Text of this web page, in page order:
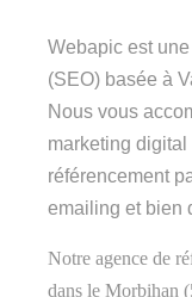
Webapic est
(SEO) basée à
Nous vous
marketing
référencement
emailing et bien
Notre agence de
dans le Morbihan